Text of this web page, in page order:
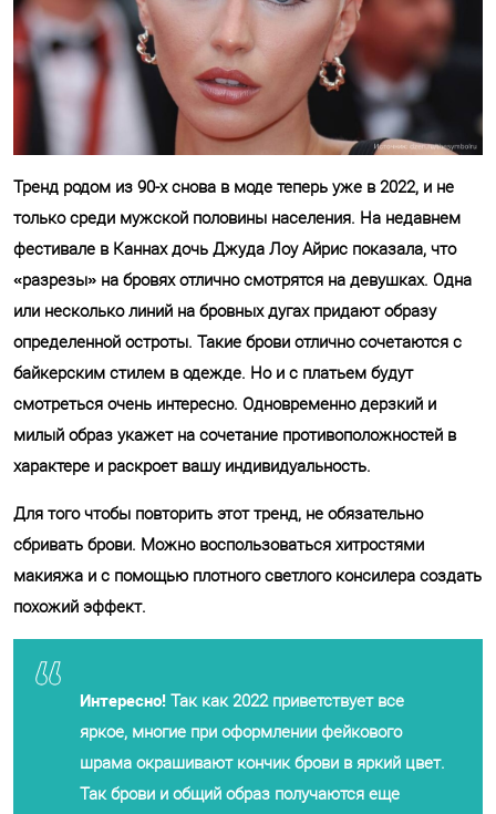
Тренд родом из 90-х снова в моде теперь уже в 2022, и не
только среди мужской половины населения. На недавнем
фестивале в Каннах дочь Джуда Лоу Айрис показала, что
«разрезы» на бровях отлично смотрятся на девушках. Одна
или несколько линий на бровных дугах придают образу
определенной остроты. Такие брови отлично сочетаются с
байкерским стилем в одежде. Но и с платьем будут
смотреться очень интересно. Одновременно дерзкий и
милый образ укажет на сочетание противоположностей в
характере и раскроет вашу индивидуальность.
Для того чтобы повторить этот тренд, не обязательно
сбривать брови. Можно воспользоваться хитростями
макияжа и с помощью плотного светлого консилера создать
похожий эффект.
Интересно! Так как 2022 приветствует все
яркое, многие при оформлении фейкового
шрама окрашивают кончик брови в яркий цвет.
Так брови и общий образ получаются еще